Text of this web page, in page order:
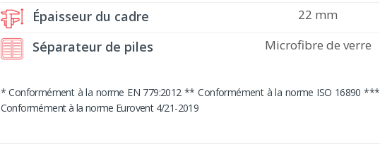
Épaisseur du cadre 22 mm
Séparateur de piles Microfibre de verre
* Conformément à la norme EN 779:2012 ** Conformément à la norme ISO 16890 ***
Conformément à la norme Eurovent 4/21-2019